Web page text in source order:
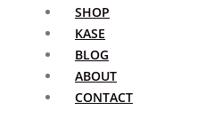
SHOP
KASE
BLOG
ABOUT
CONTACT